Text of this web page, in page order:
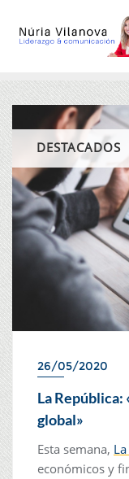
DESTACADOS
26/05/2020
La República:
global»
Esta semana,
económicos y